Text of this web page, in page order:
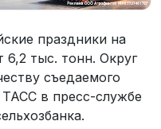
праздники на
6,2 тыс. тонн. Округ
съедаемого
в пресс-службе